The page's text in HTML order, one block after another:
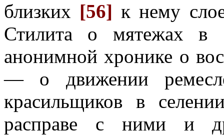
близких [56]к нему
Стилита о мятежах
анонимной хронике о
— о движении
красильщиков в
расправе с ними и